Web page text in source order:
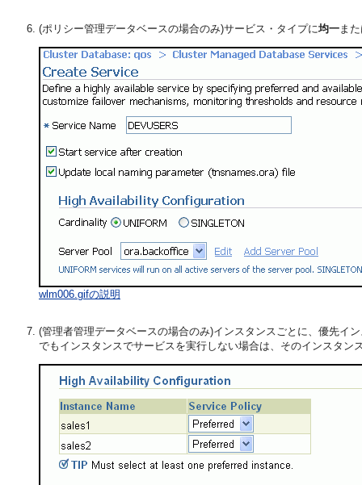
(ポリシー管理データベースの場合のみ)サービス・タイプに均一ま
wlm006.gifの説明
(管理者管理データベースの場合のみ)インスタンスごとに、優先イ
でもインスタンスでサービスを実行しない場合は、そのインスタ